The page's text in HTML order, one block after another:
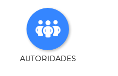
AUTORIDADES